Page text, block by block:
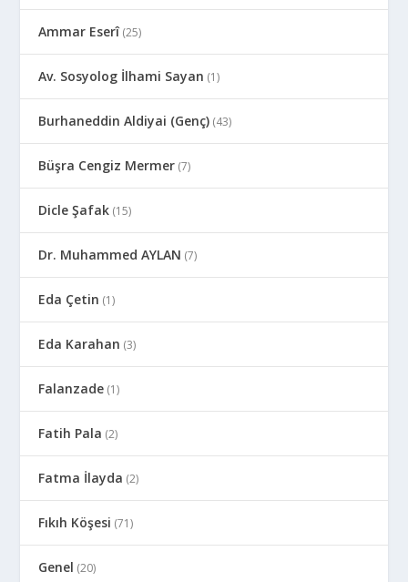
Ammar Eserî(25)
Av. Sosyolog İlhami Sayan (1)
Burhaneddin Aldiyai (Genç) (43)
Büşra Cengiz Mermer (7)
Dicle Şafak (15)
Dr. Muhammed AYLAN (7)
Eda Çetin (1)
Eda Karahan (3)
Falanzade (1)
Fatih Pala (2)
Fatma İlayda (2)
Fıkıh Köşesi (71)
Genel (20)